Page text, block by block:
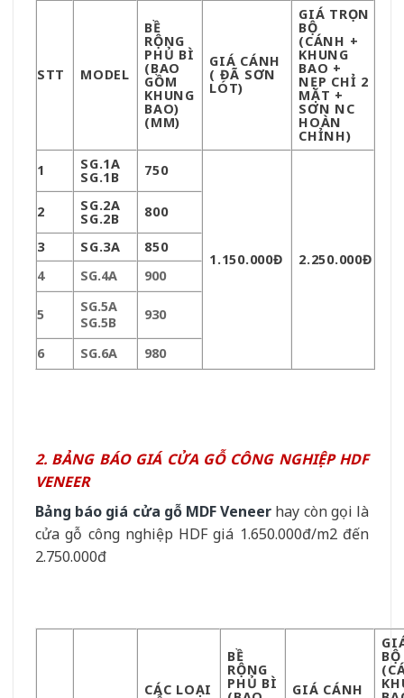
STT MODEL
BỀ
RỘNG
PHỦ BÌ
(BAO
GỒM
KHUNG
BAO)
(MM)
GIÁ CÁNH
( ĐÃ SƠN
LÓT)
GIÁ TRỌN
BỘ
(CÁNH +
KHUNG
BAO +
NẸP CHỈ 2
MẶT +
SƠN NC
HOÀN
CHỈNH)
1
SG.1A
SG.1B 750
1.150.000Đ 2.250.000Đ
2 SG.2A
SG.2B 800
3 SG.3A
850
4
SG.4A 900
5
SG.5A
SG.5B
930
6 SG.6A 980
2. BẢNG BÁO GIÁ CỬA GỖ CÔNG NGHIỆP HDF
VENEER
Bảng báo giá cửa gỗ MDF Veneer hay còn gọi là
cửa gỗ công nghiệp HDF giá 1.650.000đ/m2 đến
2.750.000đ
CÁC LOẠI
BỀ
RỘNG
PHỦ BÌ GIÁ CÁNH
BỘ